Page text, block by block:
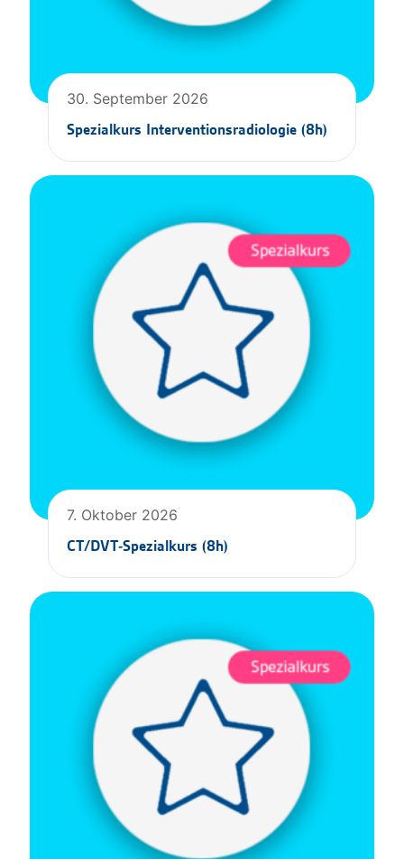
30. September 2026
Spezialkurs Interventionsradiologie (8h)
7. Oktober 2026
CT/DVT-Spezialkurs (8h)